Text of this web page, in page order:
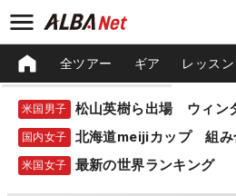
全ツアー ギア レッスン
米国男子 松山英樹ら出場 ウィン
国内女子 北海道meijiカップ 組み
米国女子 最新の世界ランキング